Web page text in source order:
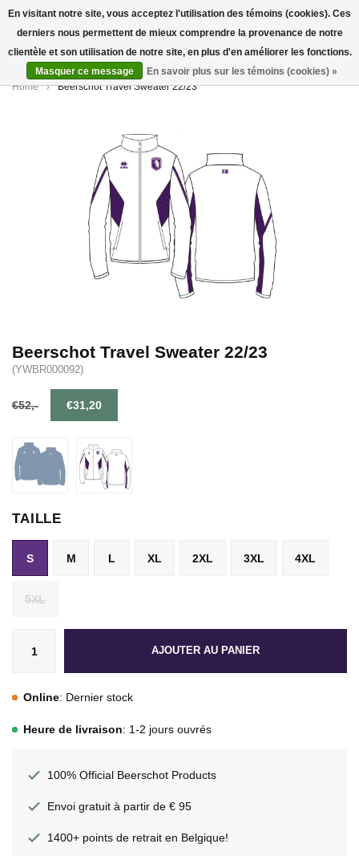
0
Home Beerschot Travel Sweater 22/23
Beerschot Travel Sweater 22/23
(YWBR000092)
€52,- €31,20
TAILLE
S M L XL 2XL 3XL 4XL
5XL
AJOUTER AU PANIER
Online: Dernier stock
Heure de livraison: 1-2 jours ouvrés
100% Official Beerschot Products
Envoi gratuit à partir de € 95
1400+ points de retrait en Belgique!
En visitant notre site, vous acceptez l'utilisation des témoins (cookies). Ces
derniers nous permettent de mieux comprendre la provenance de notre
clientèle et son utilisation de notre site, en plus d'en améliorer les fonctions.
Masquer ce message
En savoir plus sur les témoins (cookies) »